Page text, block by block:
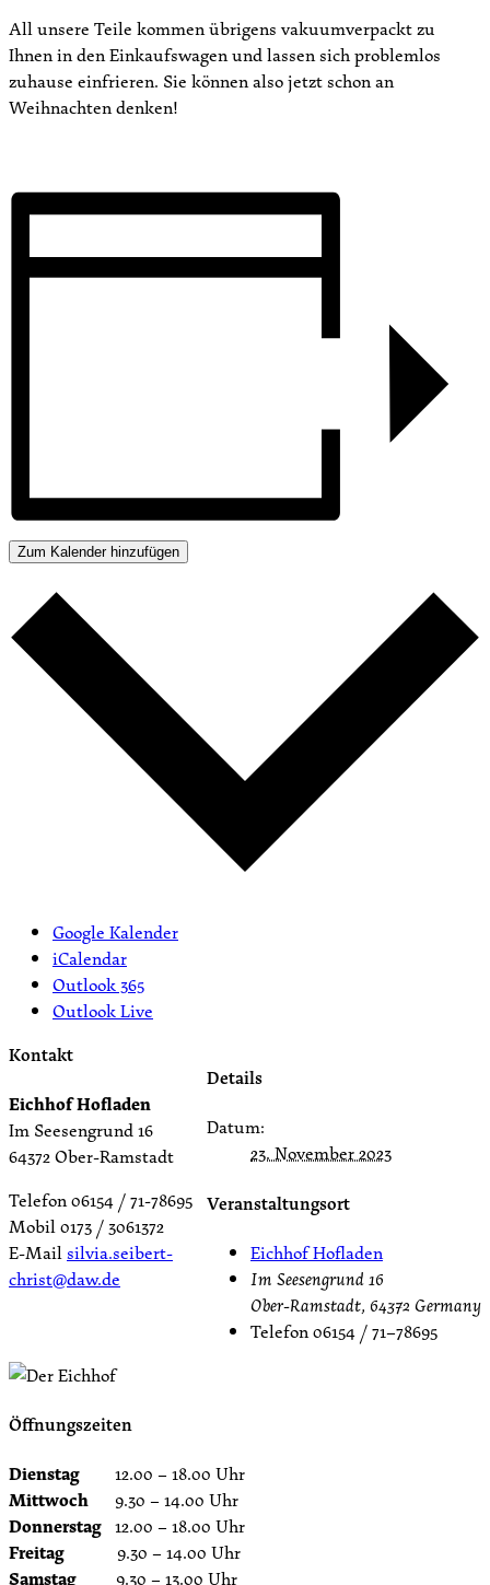
All unsere Teile kommen übrigens vakuumverpackt zu
Ihnen in den Einkaufswagen und lassen sich problemlos
zuhause einfrieren. Sie können also jetzt schon an
Weihnachten denken!
Zum Kalender hinzufügen
Google Kalender
iCalendar
Outlook 365
Outlook Live
Details
Datum:
23. November 2023
Veranstaltungsort
Eichhof Hofladen
Im Seesengrund 16
Ober-Ramstadt, 64372 Germany
Telefon06154 / 71–78695
Kontakt
Eichhof Hofladen
Im Seesengrund 16
64372 Ober-Ramstadt
Telefon 06154 / 71-78695
Mobil 0173 / 3061372
E-Mailsilvia.seibert-
christ@daw.de
Öffnungszeiten
Dienstag 12.00 – 18.00 Uhr
Mittwoch 9.30 – 14.00 Uhr
Donnerstag 12.00 – 18.00 Uhr
Freitag 9.30 – 14.00 Uhr
Samstag 9.30 – 13.00 Uhr